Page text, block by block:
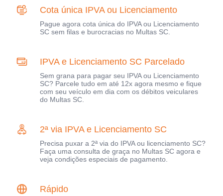
Cota única IPVA ou Licenciamento
Pague agora cota única do IPVA ou Licenciamento
SC sem filas e burocracias no Multas SC.
IPVA e Licenciamento SC Parcelado
Sem grana para pagar seu IPVA ou Licenciamento
SC? Parcele tudo em até 12x agora mesmo e fique
com seu veículo em dia com os débitos veiculares
do Multas SC.
2ª via IPVA e Licenciamento SC
Precisa puxar a 2ª via do IPVA ou licenciamento SC?
Faça uma consulta de graça no Multas SC agora e
veja condições especiais de pagamento.
Rápido